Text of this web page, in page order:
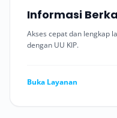
Informasi
Akses cepat dan lengkap
dengan UU KIP.
Buka Layanan